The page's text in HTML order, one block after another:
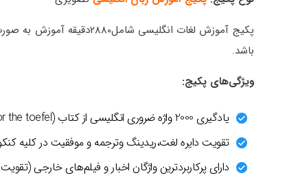
باشد.
ویژگی‌های پکیج:
یادگیری 2000 واژه ضروری انگلیسی ‎‏از کتاب (essential words for the toefel و مترادف‌ها) و کتاب (1100words you need to know)
تقویت دایره لغت،ریدینگ وترجمه ‎و موفقیت در کلیه کنکورها و آزمونهای زبان ‎از دبیرستان تا دکترا
دارای پرکاربردترین واژگان اخبار و فیلم‌های خارجی (تقویت Listening)